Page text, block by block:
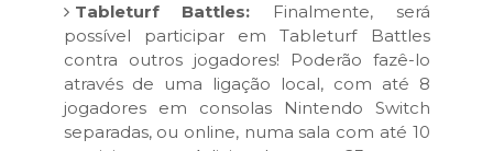
Tableturf Battles:
Finalmente, será
possível participar em Tableturf Battles
contra outros jogadores! Poderão fazê-lo
através de uma ligação local, com até 8
jogadores em consolas Nintendo Switch
separadas, ou online, numa sala com até 10